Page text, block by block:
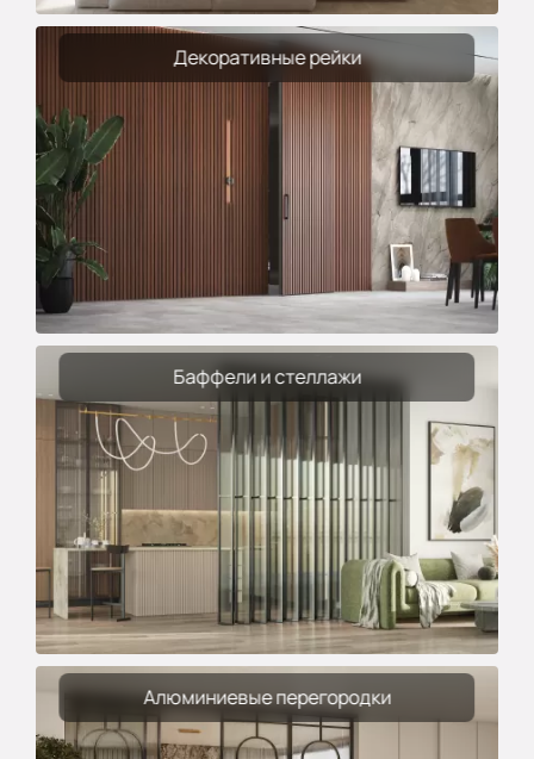
Декоративные рейки
Баффели и стеллажи
Алюминиевые перегородки